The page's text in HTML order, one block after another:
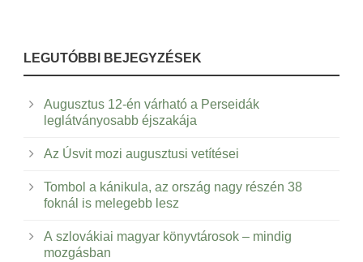
LEGUTÓBBI BEJEGYZÉSEK
Augusztus 12-én várható a Perseidák
leglátványosabb éjszakája
Az Úsvit mozi augusztusi vetítései
Tombol a kánikula, az ország nagy részén 38
foknál is melegebb lesz
A szlovákiai magyar könyvtárosok – mindig
mozgásban